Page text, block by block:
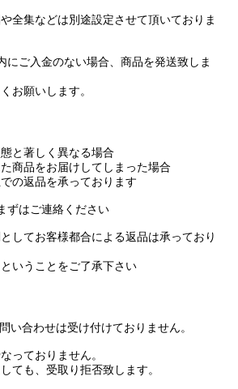
全集などは別途設定させて頂いておりま
ご入金のない場合、商品を発送致しま
お願いします。
と著しく異なる場合
商品をお届けしてしまった場合
の返品を承っております
ずはご連絡ください
してお客様都合による返品は承っており
いうことをご了承下さい
い合わせは受け付けておりません。
っておりません。
ても、受取り拒否致します。